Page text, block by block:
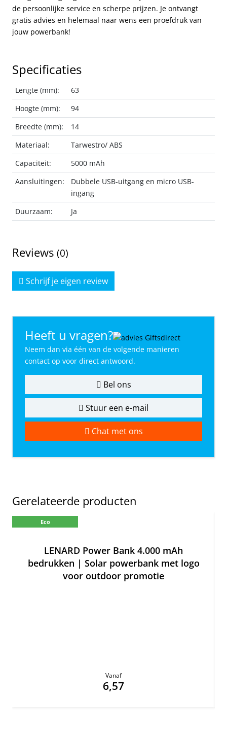
de persoonlijke service en scherpe prijzen. Je ontvangt
gratis advies en helemaal naar wens een proefdruk van
jouw powerbank!
Specificaties
Lengte (mm):
63
Hoogte (mm):
94
Breedte (mm):
14
Materiaal:
Tarwestro/ ABS
Capaciteit:
5000 mAh
Aansluitingen:
Dubbele USB-uitgang en micro USB-
ingang
Duurzaam:
Ja
Reviews (0)
Schrijf je eigen review
Heeft u vragen?
Neem dan via één van de volgende manieren
contact op voor direct antwoord.
Bel ons
Stuur een e-mail
Chat met ons
Gerelateerde producten
Eco
LENARD Power Bank 4.000 mAh
bedrukken | Solar powerbank met logo
voor outdoor promotie
Vanaf
6,57